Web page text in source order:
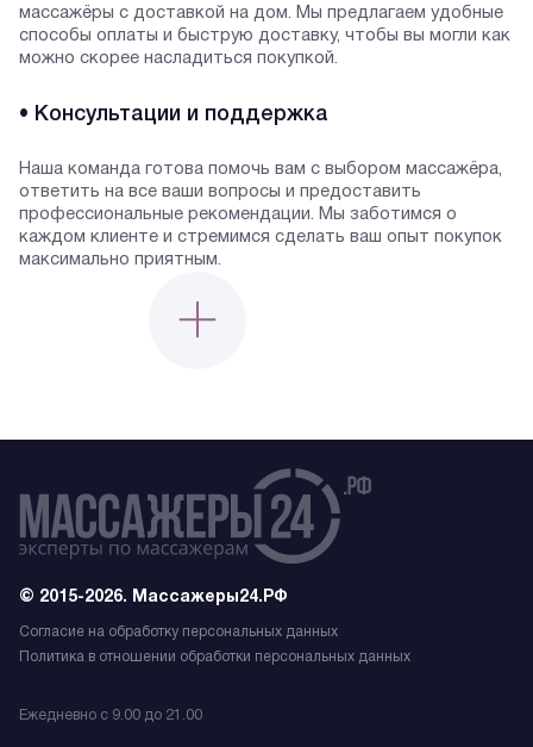
массажёры с доставкой на дом. Мы предлагаем удобные
способы оплаты и быструю доставку, чтобы вы могли как
можно скорее насладиться покупкой.
• Консультации и поддержка
Наша команда готова помочь вам с выбором массажёра,
ответить на все ваши вопросы и предоставить
профессиональные рекомендации. Мы заботимся о
каждом клиенте и стремимся сделать ваш опыт покупок
максимально приятным.
© 2015-2026. Массажеры24.РФ
Согласие на обработку персональных данных
Политика в отношении обработки персональных данных
Ежедневно с 9.00 до 21.00